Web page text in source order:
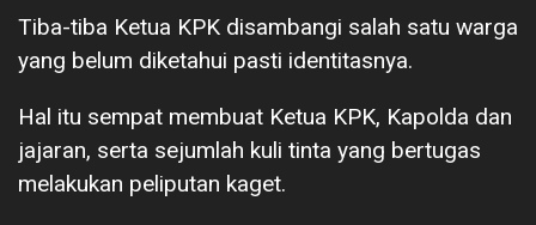
Tiba-tiba Ketua KPK disambangi salah satu warga
yang belum diketahui pasti identitasnya.
Hal itu sempat membuat Ketua KPK, Kapolda dan
jajaran, serta sejumlah kuli tinta yang bertugas
melakukan peliputan kaget.